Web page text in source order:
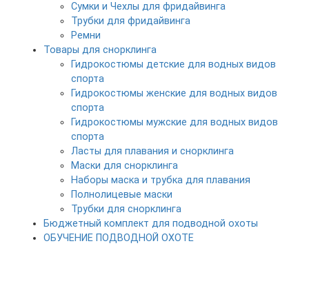
Сумки и Чехлы для фридайвинга
Трубки для фридайвинга
Ремни
Товары для снорклинга
Гидрокостюмы детские для водных видов
спорта
Гидрокостюмы женские для водных видов
спорта
Гидрокостюмы мужские для водных видов
спорта
Ласты для плавания и снорклинга
Маски для снорклинга
Наборы маска и трубка для плавания
Полнолицевые маски
Трубки для снорклинга
Бюджетный комплект для подводной охоты
ОБУЧЕНИЕ ПОДВОДНОЙ ОХОТЕ